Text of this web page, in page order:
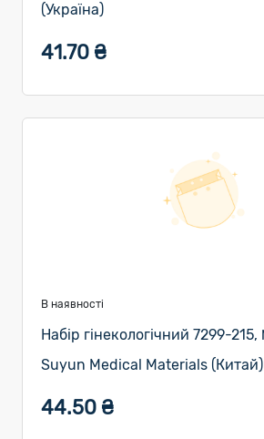
(Україна)
41.70 ₴
В наявності
Набір гінекологічний 7299-
Suyun Medical Materials (Китай)
44.50 ₴